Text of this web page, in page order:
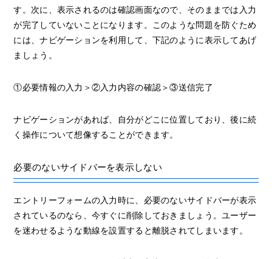
す。次に、表示されるのは確認画面なので、そのままでは入力
が完了していないことになります。このような問題を防ぐため
には、ナビゲーションを利用して、下記のように表示してあげ
ましょう。
①必要情報の入力＞②入力内容の確認＞③送信完了
ナビゲーションがあれば、自分がどこに位置しており、後に続
く操作について想像することができます。
必要のないサイドバーを表示しない
エントリーフォームの入力時に、必要のないサイドバーが表示
されているのなら、今すぐに削除しておきましょう。ユーザー
を迷わせるような動線を設置すると離脱されてしまいます。